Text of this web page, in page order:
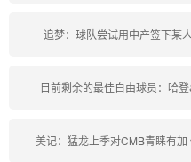
追梦：球队尝试用中产签下某
目前剩余的最佳自由球员：哈
美记：猛龙上季对CMB青睐有